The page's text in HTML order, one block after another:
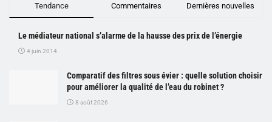
Tendance Commentaires Dernières nouvelles
Le médiateur national s’alarme de la hausse des prix de l’énergie
4 juin 2014
Comparatif des filtres sous évier : quelle solution choisir
pour améliorer la qualité de l’eau du robinet ?
8 août 2026